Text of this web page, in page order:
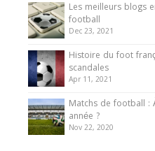
Les meilleurs blogs
football
Dec 23, 2021
Histoire du foot
scandales
Apr 11, 2021
Matchs de football :
année ?
Nov 22, 2020